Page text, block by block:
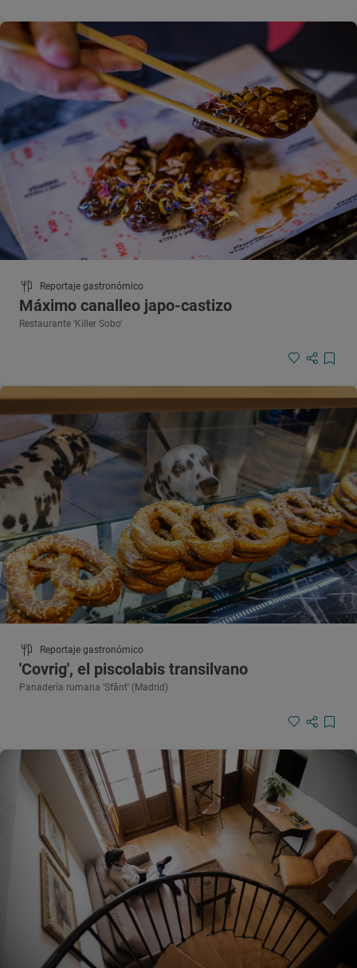
Reportaje gastronómico
Máximo canalleo japo-castizo
Restaurante 'Killer Sobo'
Reportaje gastronómico
'Covrig', el piscolabis transilvano
Panadería rumana 'Sfânt' (Madrid)